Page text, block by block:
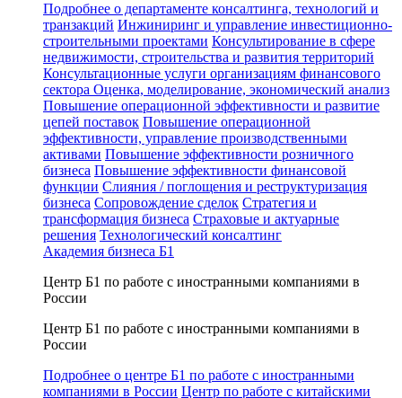
Подробнее о департаменте консалтинга, технологий и
транзакций Инжиниринг и управление инвестиционно-
строительными проектами Консультирование в сфере
недвижимости, строительства и развития территорий
Консультационные услуги организациям финансового
сектора Оценка, моделирование, экономический анализ
Повышение операционной эффективности и развитие
цепей поставок Повышение операционной
эффективности, управление производственными
активами Повышение эффективности розничного
бизнеса Повышение эффективности финансовой
функции Слияния / поглощения и реструктуризация
бизнеса Сопровождение сделок Стратегия и
трансформация бизнеса Страховые и актуарные
решения Технологический консалтинг
Академия бизнеса Б1
Центр Б1 по работе с иностранными компаниями в
России
Центр Б1 по работе с иностранными компаниями в
России
Подробнее о центре Б1 по работе с иностранными
компаниями в России Центр по работе с китайскими